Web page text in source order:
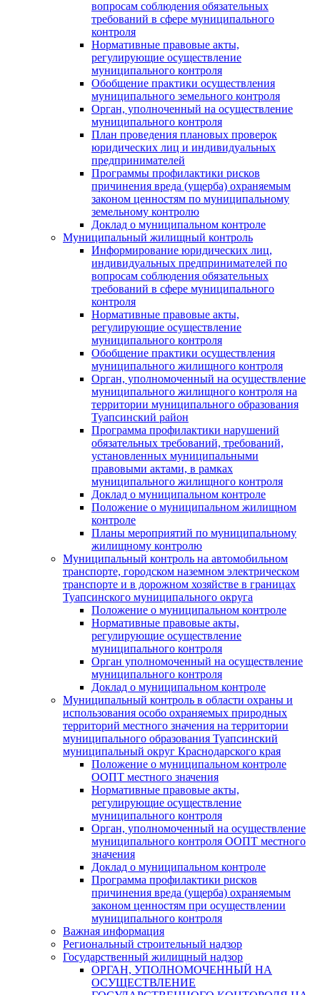
вопросам соблюдения обязательных
требований в сфере муниципального
контроля
Нормативные правовые акты,
регулирующие осуществление
муниципального контроля
Обобщение практики осуществления
муниципального земельного контроля
Орган, уполноченный на осуществление
муниципального контроля
План проведения плановых проверок
юридических лиц и индивидуальных
предпринимателей
Программы профилактики рисков
причинения вреда (ущерба) охраняемым
законом ценностям по муниципальному
земельному контролю
Доклад о муниципальном контроле
Муниципальный жилищный контроль
Информирование юридических лиц,
индивидуальных предпринимателей по
вопросам соблюдения обязательных
требований в сфере муниципального
контроля
Нормативные правовые акты,
регулирующие осуществление
муниципального контроля
Обобщение практики осуществления
муниципального жилищного контроля
Орган, уполномоченный на осуществление
муниципального жилищного контроля на
территории муниципального образования
Туапсинский район
Программа профилактики нарушений
обязательных требований, требований,
установленных муниципальными
правовыми актами, в рамках
муниципального жилищного контроля
Доклад о муниципальном контроле
Положение о муниципальном жилищном
контроле
Планы мероприятий по муниципальному
жилищному контролю
Муниципальный контроль на автомобильном
транспорте, городском наземном электрическом
транспорте и в дорожном хозяйстве в границах
Туапсинского муниципального округа
Положение о муниципальном контроле
Нормативные правовые акты,
регулирующие осуществление
муниципального контроля
Орган уполномоченный на осуществление
муниципального контроля
Доклад о муниципальном контроле
Муниципальный контроль в области охраны и
использования особо охраняемых природных
территорий местного значения на территории
муниципального образования Туапсинский
муниципальный округ Краснодарского края
Положение о муниципальном контроле
ООПТ местного значения
Нормативные правовые акты,
регулирующие осуществление
муниципального контроля
Орган, уполномоченный на осуществление
муниципального контроля ООПТ местного
значения
Доклад о муниципальном контроле
Программа профилактики рисков
причинения вреда (ущерба) охраняемым
законом ценностям при осуществлении
муниципального контроля
Важная информация
Региональный строительный надзор
Государственный жилищный надзор
ОРГАН, УПОЛНОМОЧЕННЫЙ НА
ОСУЩЕСТВЛЕНИЕ